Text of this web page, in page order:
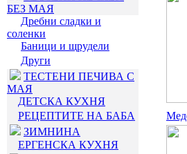
БЕЗ МАЯ
Дребни сладки и
соленки
Баници и щрудели
Други
ТЕСТЕНИ ПЕЧИВА С
МАЯ
ДЕТСКА КУХНЯ
РЕЦЕПТИТЕ НА БАБА
ЗИМНИНА
ЕРГЕНСКА КУХНЯ